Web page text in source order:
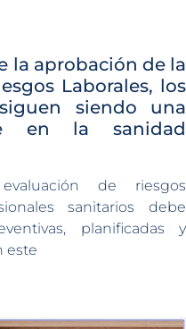
la aprobación de la
Laborales, los
siendo una
en la sanidad
de riesgos
sanitarios debe
planificadas y
este